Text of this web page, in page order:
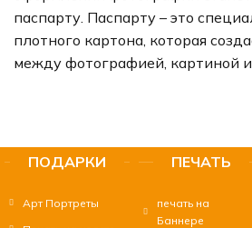
паспарту. Паспарту – это
плотного картона, которая
между фотографией, картиной
ПОДАРКИ
Арт Портреты
ПЕЧАТЬ
печать на
Баннере